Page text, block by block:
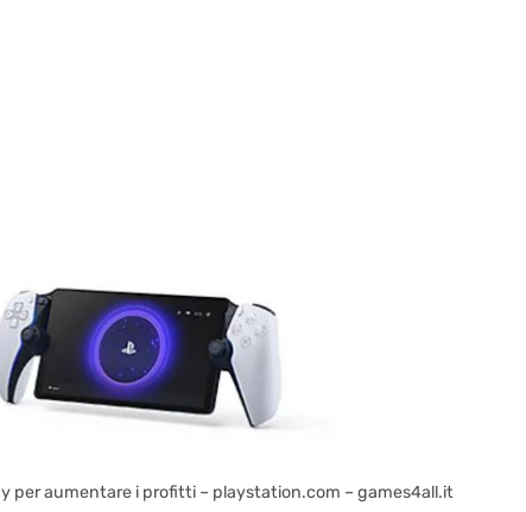
per aumentare i profitti – playstation.com – games4all.it